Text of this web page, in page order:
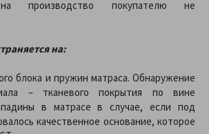
производство покупателю не
на:
блока и пружин матраса. Обнаружение
– тканевого покрытия по вине
в матрасе в случае, если под
качественное основание, которое